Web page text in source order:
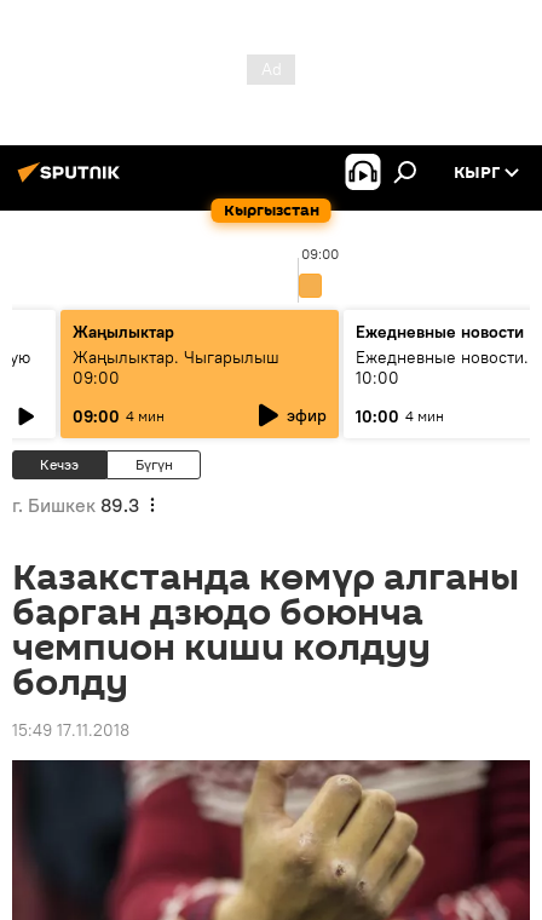
Кыргызстан
КЫРГ
09:00
Жаңылыктар
Жаңылыктар. Чыгарылыш
09:00
09:00 4 мин эфир
Ежедневные новости
Ежедневные новости.
10:00
10:00 4 мин
Кечээ Бүгүн
г. Бишкек 89.3
Казакстанда көмүр алганы
барган дзюдо боюнча
чемпион киши колдуу
болду
15:49 17.11.2018